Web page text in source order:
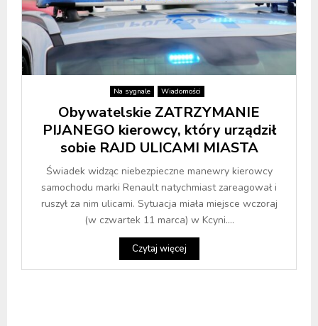
Na sygnale Wiadomości
Obywatelskie ZATRZYMANIE
PIJANEGO kierowcy, który urządził
sobie RAJD ULICAMI MIASTA
Świadek widząc niebezpieczne manewry kierowcy
samochodu marki Renault natychmiast zareagował i
ruszył za nim ulicami. Sytuacja miała miejsce wczoraj
(w czwartek 11 marca) w Kcyni....
Czytaj więcej